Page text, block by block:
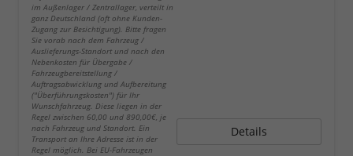
im Außenlager / Zentrallager, verteilt in
ganz Deutschland (oft ohne Kunden-
Zugang zur Besichtigung). Bitte fragen
Sie vorab nach dem Fahrzeug /
Auslieferungs-Standort und nach den
Nebenkosten für Übergabe /
Fahrzeugbereitstellung /
Auftragsabwicklung und Aufbereitung
("Überführungskosten") für Ihr
Wunschfahrzeug. Diese liegen in der
Regel zwischen 60,00 und 890,00€, je
nach Fahrzeug und Standort. Ein
Transport an Ihre Adresse ist in der
Regel möglich. Bei EU-Fahrzeugen
Details